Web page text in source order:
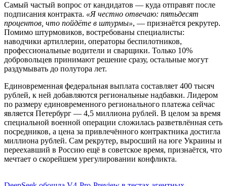
Самый частый вопрос от кандидатов — куда отправят после
подписания контракта. «Я честно отвечаю: пятьдесят
процентов, что пойдёте в штурмы», — признаётся рекрутер.
Помимо штурмовиков, востребованы специалисты:
наводчики артиллерии, операторы беспилотников,
профессиональные водители и сварщики. Только 10%
добровольцев принимают решение сразу, остальные могут
раздумывать до полутора лет.
Единовременная федеральная выплата составляет 400 тысяч
рублей, к ней добавляются региональные надбавки. Лидером
по размеру единовременного регионального платежа сейчас
является Петербург — 4,5 миллиона рублей. В целом за время
специальной военной операции сложилась разветвлённая сеть
посредников, а цена за привлечённого контрактника достигла
миллиона рублей. Сам рекрутер, выросший на юге Украины и
переехавший в Россию ещё в советское время, признаётся, что
мечтает о скорейшем урегулировании конфликта.